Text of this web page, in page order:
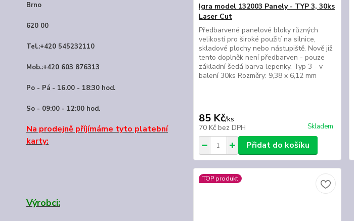
Brno
620 00
Tel.:+420 545232110
Mob.:+420 603 876313
Po - Pá - 16.00 - 18:30 hod.
So - 09:00 - 12:00 hod.
Na prodejně příjímáme tyto platební
karty:
Výrobci:
Igra model 132003 Panely - TYP 3, 30ks
Laser Cut
Předbarvené panelové bloky různých
velikostí pro široké použití na silnice,
skladové plochy nebo nástupiště. Nově již
tento doplněk není předbarven - pouze
základní šedá barva lepenky. Typ 3 - v
balení 30ks Rozměry: 9,38 x 6,12 mm
85 Kč/ks
70 Kč bez DPH Skladem
Přidat do košíku
TOP produkt